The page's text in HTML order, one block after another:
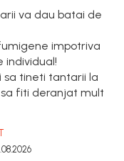
va dau batai de
impotriva
individual!
sa tineti tantarii la
fiti deranjat mult